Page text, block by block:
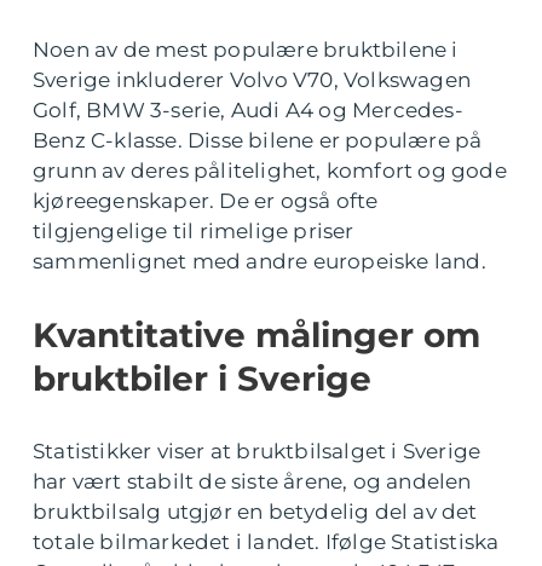
Noen av de mest populære bruktbilene i
Sverige inkluderer Volvo V70, Volkswagen
Golf, BMW 3-serie, Audi A4 og Mercedes-
Benz C-klasse. Disse bilene er populære på
grunn av deres pålitelighet, komfort og gode
kjøreegenskaper. De er også ofte
tilgjengelige til rimelige priser
sammenlignet med andre europeiske land.
Kvantitative målinger om
bruktbiler i Sverige
Statistikker viser at bruktbilsalget i Sverige
har vært stabilt de siste årene, og andelen
bruktbilsalg utgjør en betydelig del av det
totale bilmarkedet i landet. Ifølge Statistiska